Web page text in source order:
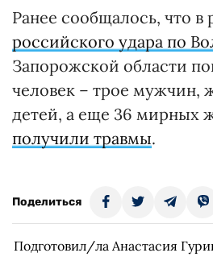
Ранее сообщалось, что в
российского удара по
Запорожской области
человек – трое мужчин,
детей, а еще 36 мирных
получили травмы.
Поделиться
Подготовил/ла Анастасия